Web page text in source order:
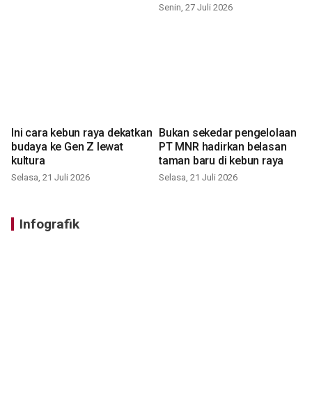
Senin, 27 Juli 2026
Ini cara kebun raya dekatkan
budaya ke Gen Z lewat
kultura
Selasa, 21 Juli 2026
Bukan sekedar pengelolaan
PT MNR hadirkan belasan
taman baru di kebun raya
Selasa, 21 Juli 2026
Infografik